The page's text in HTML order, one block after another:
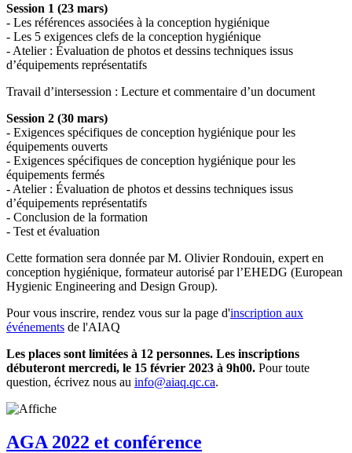
Session 1 (23 mars)
- Les références associées à la conception hygiénique
- Les 5 exigences clefs de la conception hygiénique
- Atelier : Évaluation de photos et dessins techniques issus
d’équipements représentatifs
Travail d’intersession : Lecture et commentaire d’un document
Session 2 (30 mars)
- Exigences spécifiques de conception hygiénique pour les
équipements ouverts
- Exigences spécifiques de conception hygiénique pour les
équipements fermés
- Atelier : Évaluation de photos et dessins techniques issus
d’équipements représentatifs
- Conclusion de la formation
- Test et évaluation
Cette formation sera donnée par M. Olivier Rondouin, expert en
conception hygiénique, formateur autorisé par l’EHEDG (European
Hygienic Engineering and Design Group).
Pour vous inscrire, rendez vous sur la page d'inscription aux
événements de l'AIAQ
Les places sont limitées à 12 personnes. Les inscriptions
débuteront mercredi, le 15 février 2023 à 9h00. Pour toute
question, écrivez nous au info@aiaq.qc.ca.
AGA 2022 et conférence